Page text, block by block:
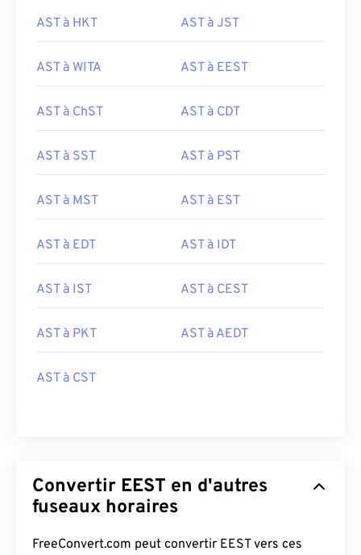
AST à HKT AST à JST
AST à WITA AST à EEST
AST à ChST AST à CDT
AST à SST AST à PST
AST à MST AST à EST
AST à EDT AST à IDT
AST à IST AST à CEST
AST à PKT AST à AEDT
AST à CST
Convertir EEST en d'autres
fuseaux horaires
FreeConvert.com peut convertir EEST vers ces